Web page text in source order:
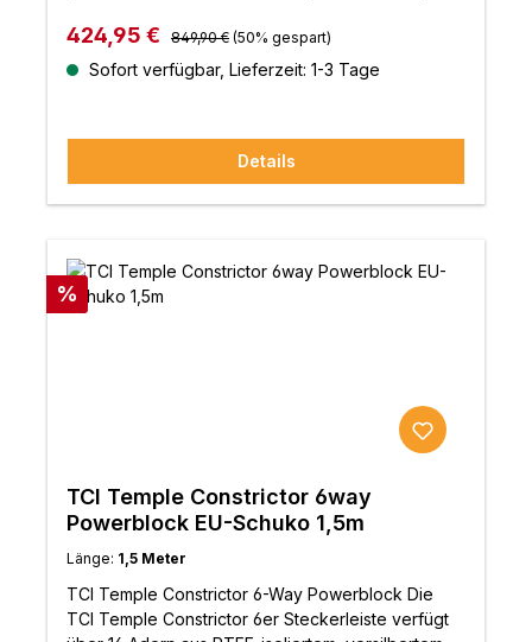
Konstruktion, die auch in unserem Spitzenmodell
TCI Boa Constrictor verwendet wird und für noch
Alloy IEC-Steckers werden weitere Audio-Vorteile
an den Frequenzextremen erzielt, und das TCI
King Constrictor liefert noch mehr Details und
straffere Bassinformationen. Eigenschaften:TCI
Rhodium-beschichtetes IECSplit-Braid-
Doppelerdungskonstruktion16 x PTFE-isolierte,
versilberte KupferleiterEntwickelt und
Verkaufspreis:
424,95 € Regulärer Preis:
849,90 € (50% gespart)
Sofort verfügbar, Lieferzeit: 1-3 Tage
Details
Rabatt
%
TCI Temple Constrictor 6way
Powerblock EU-Schuko 1,5m
Länge: 1,5 Meter
TCI Temple Constrictor 6-Way Powerblock Die
TCI Temple Constrictor 6er Steckerleiste verfügt